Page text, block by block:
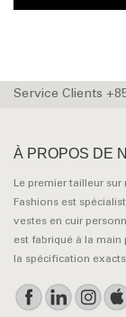
Service Clients
À PROPOS DE
Le premier tailleur
Fashions est
vestes en cuir
est fabriqué à la main
la spécification